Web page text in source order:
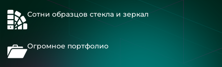
Сотни образцов стекла и зеркал
Огромное портфолио